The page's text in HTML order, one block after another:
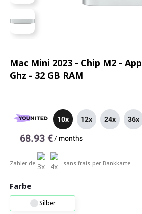
Mac Mini 2023 - Chip M2 -
Ghz - 32 GB RAM
10x 12x 24x 36x
68.93 € / months
Zahler de sans frais per Bankkarte
Farbe
Silber